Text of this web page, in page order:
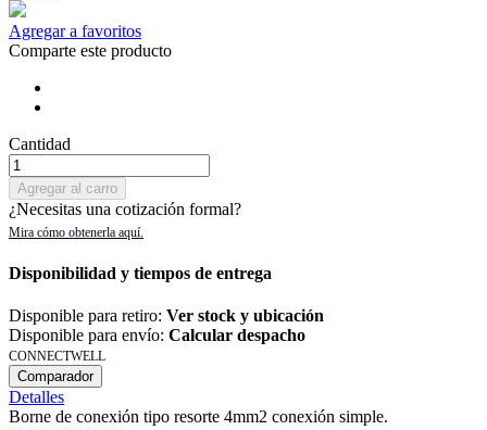
Agregar a favoritos
Comparte este producto
Cantidad
Agregar al carro
¿Necesitas una cotización formal?
Disponibilidad y tiempos de entrega
Disponible para retiro: Ver stock y ubicación
Disponible para envío: Calcular despacho
CONNECTWELL
Comparador
Detalles
Borne de conexión tipo resorte 4mm2 conexión simple.